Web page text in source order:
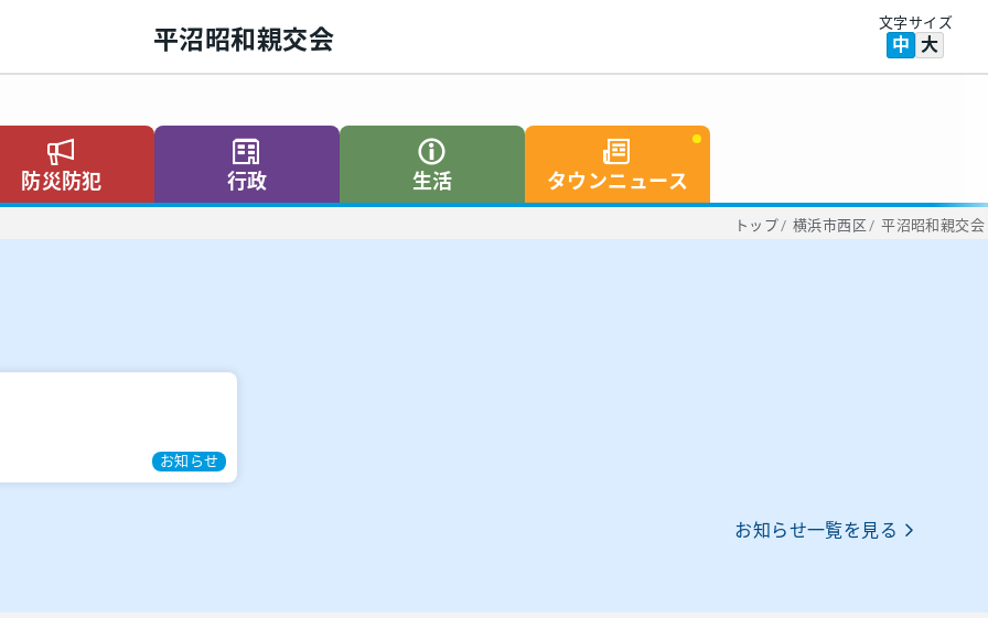
平沼昭和親交会
文字サイズ
中 大
防災防犯 行政 生活 タウンニュース
トップ/ 横浜市西区 / 平沼昭和親交会
お知らせ
お知らせ一覧を見る